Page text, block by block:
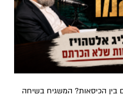
בין הכיסאות? המשגיח בשיחה